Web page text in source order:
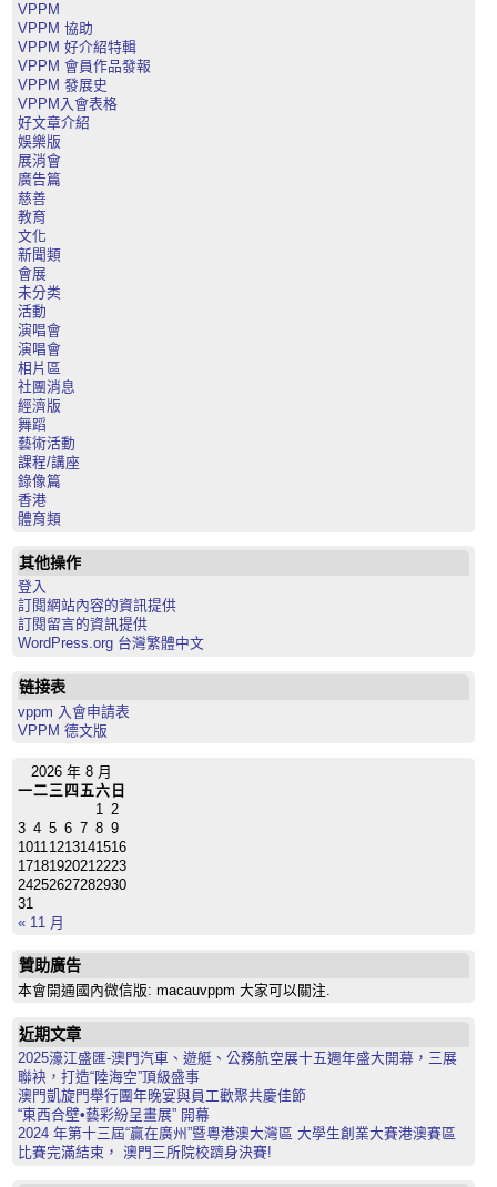
VPPM
VPPM 協助
VPPM 好介紹特輯
VPPM 會員作品發報
VPPM 發展史
VPPM入會表格
好文章介紹
娛樂版
展消會
廣告篇
慈善
教育
文化
新聞類
會展
未分类
活動
演唱會
演唱會
相片區
社團消息
經濟版
舞蹈
藝術活動
課程/講座
錄像篇
香港
體育類
其他操作
登入
訂閱網站內容的資訊提供
訂閱留言的資訊提供
WordPress.org 台灣繁體中文
链接表
vppm 入會申請表
VPPM 德文版
2026 年 8 月
一二三 四 五六 日
1
2
3 4 5 6 7 8 9
1011 1213141516
1718192021 2223
24252627282930
31
« 11 月
贊助廣告
本會開通國內微信版: macauvppm 大家可以關注.
近期文章
2025濠江盛匯-澳門汽車、遊艇、公務航空展十五週年盛大開幕，三展
聯袂，打造“陸海空”頂級盛事
澳門凱旋門舉行團年晚宴與員工歡聚共慶佳節
“東西合壁•藝彩紛呈畫展” 開幕
2024 年第十三屆“贏在廣州”暨粵港澳大灣區 大學生創業大賽港澳賽區
比賽完滿結束， 澳門三所院校躋身決賽!